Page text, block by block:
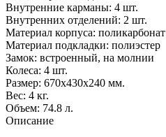
Внутренние карманы: 4 шт.
Внутренних отделений: 2 шт.
Материал корпуса: поликарбонат
Материал подкладки: полиэстер
Замок: встроенный, на молнии
Колеса: 4 шт.
Размер: 670x430x240 мм.
Вес: 4 кг.
Объем: 74.8 л.
Описание